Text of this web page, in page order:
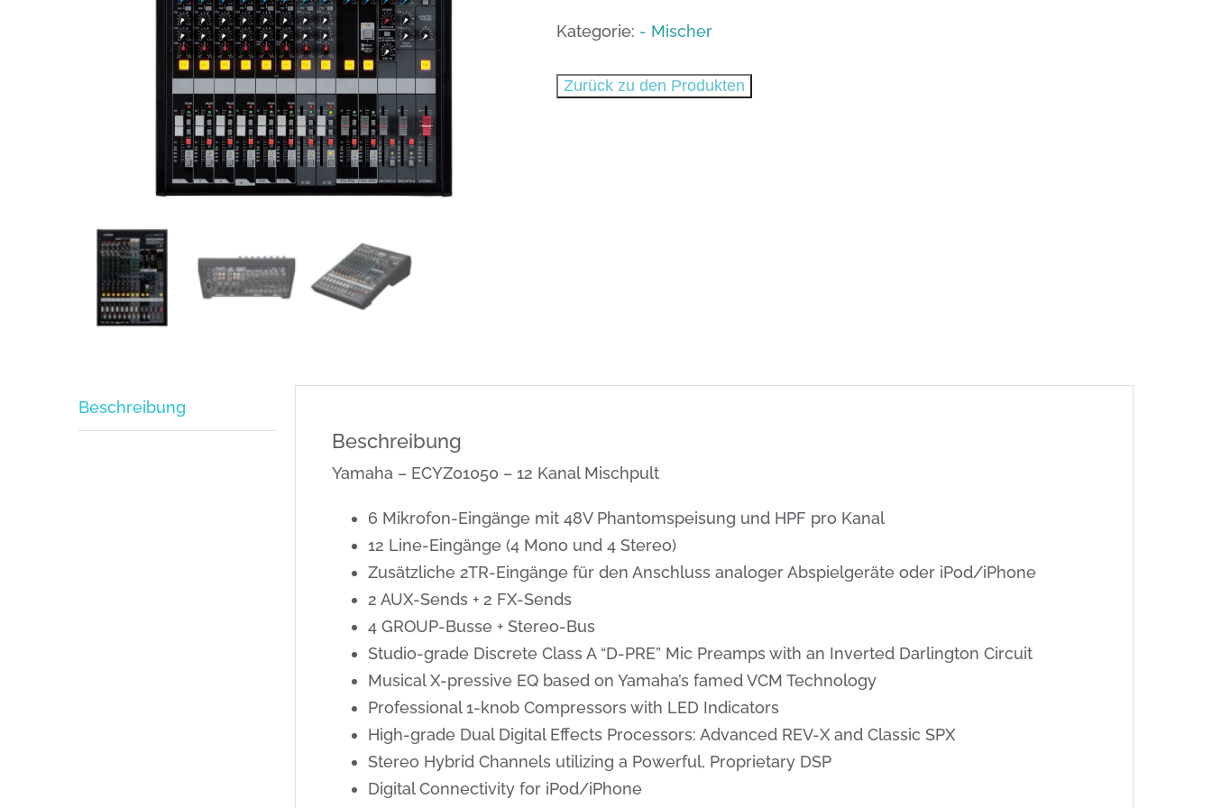
Menge
Kategorie: - Mischer
Zurück zu den Produkten
Beschreibung
Beschreibung
Yamaha – ECYZ01050 – 12 Kanal Mischpult
6 Mikrofon-Eingänge mit 48V Phantomspeisung und HPF pro Kanal
12 Line-Eingänge (4 Mono und 4 Stereo)
Zusätzliche 2TR-Eingänge für den Anschluss analoger Abspielgeräte oder iPod/iPhone
2 AUX-Sends + 2 FX-Sends
4 GROUP-Busse + Stereo-Bus
Studio-grade Discrete Class A “D-PRE” Mic Preamps with an Inverted Darlington Circuit
Musical X-pressive EQ based on Yamaha’s famed VCM Technology
Professional 1-knob Compressors with LED Indicators
High-grade Dual Digital Effects Processors: Advanced REV-X and Classic SPX
Stereo Hybrid Channels utilizing a Powerful, Proprietary DSP
Digital Connectivity for iPod/iPhone